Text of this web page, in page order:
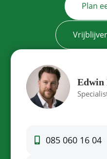
Plan
Edwin
085 060 16 04